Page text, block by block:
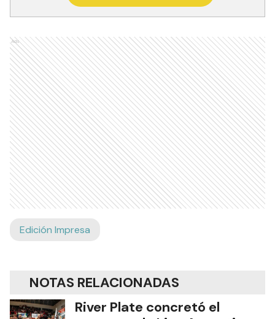
Ads
Edición Impresa
NOTAS RELACIONADAS
River Plate concretó el